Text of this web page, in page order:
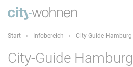
Start › Infobereich › City-Guide Hamburg
City-Guide Hamburg